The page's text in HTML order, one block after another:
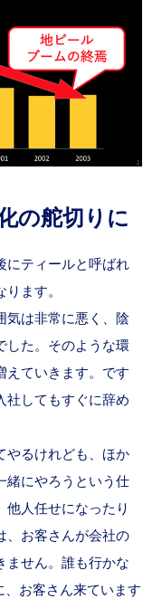
の舵切りに
にティールと呼ばれ
ます。
気は非常に悪く、陰
した。そのような環
えていきます。です
社してもすぐに辞め
やるけれども、ほか
緒にやろうという仕
他人任せになったり
、お客さんが会社の
ません。誰も行かな
お客さん来ています